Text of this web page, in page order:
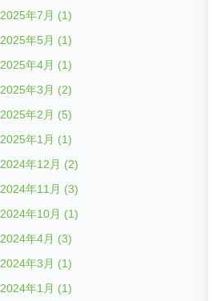
2025年7月 (1)
2025年5月 (1)
2025年4月 (1)
2025年3月 (2)
2025年2月 (5)
2025年1月 (1)
2024年12月 (2)
2024年11月 (3)
2024年10月 (1)
2024年4月 (3)
2024年3月 (1)
2024年1月 (1)